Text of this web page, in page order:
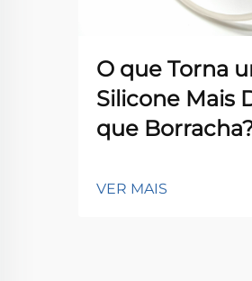
O que Torna
Silicone Mais
que
VER MAIS